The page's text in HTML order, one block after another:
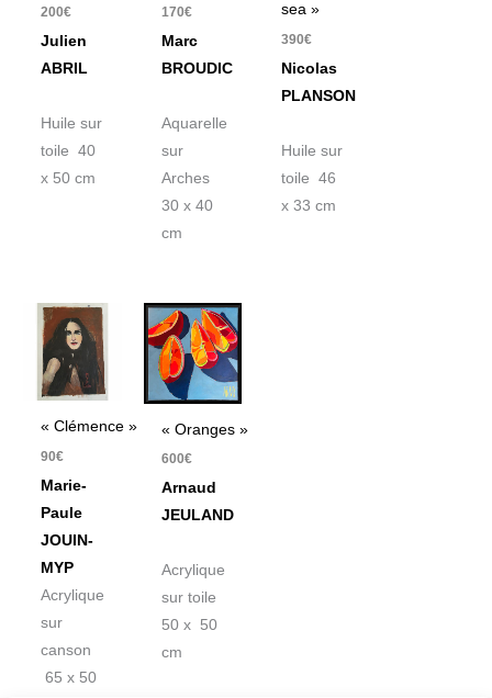
200€
Julien
ABRIL
Huile sur
toile 40
x 50 cm
170€
Marc
BROUDIC
Aquarelle
sur
Arches
30 x 40
cm
sea »
390€
Nicolas
PLANSON
Huile sur
toile 46
x 33 cm
« Clémence »
90€
Marie-
Paule
JOUIN-
MYP
Acrylique
sur
canson
65 x 50
« Oranges »
600€
Arnaud
JEULAND
Acrylique
sur toile
50 x 50
cm